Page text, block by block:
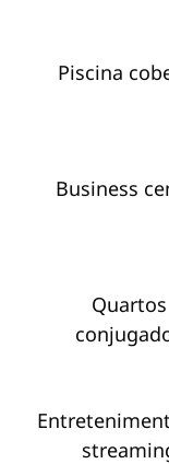
Piscina
Business
Quartos